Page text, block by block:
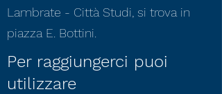
Lambrate - Città Studi, si trova in
piazza E. Bottini.
Per raggiungerci puoi
utilizzare